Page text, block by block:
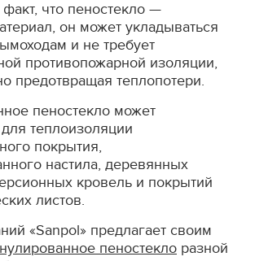
что пеностекло —
он может укладываться
и не требует
противопожарной изоляции,
предотвращая теплопотери.
пеностекло может
теплоизоляции
покрытия,
настила, деревянных
кровель и покрытий
листов.
«Sanpol» предлагает своим
пеностекло разной